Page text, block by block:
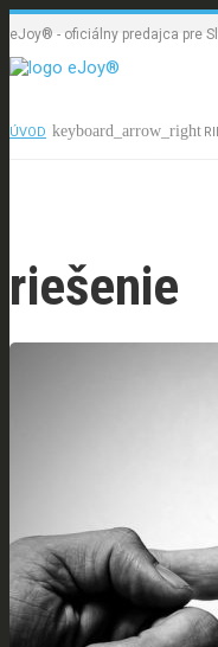
eJoy® - oficiálny predajca pre
ÚVOD
riešenie